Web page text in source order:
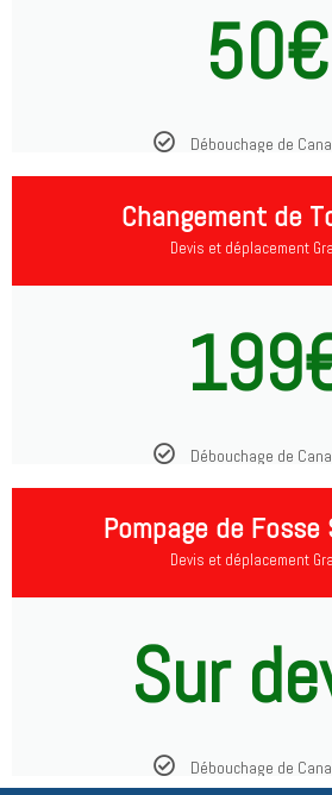
50€
Débouchage de
Changement de
Devis et déplacement
Débouchage de
Pompage de Fosse
Devis et déplacement
Sur
Débouchage de